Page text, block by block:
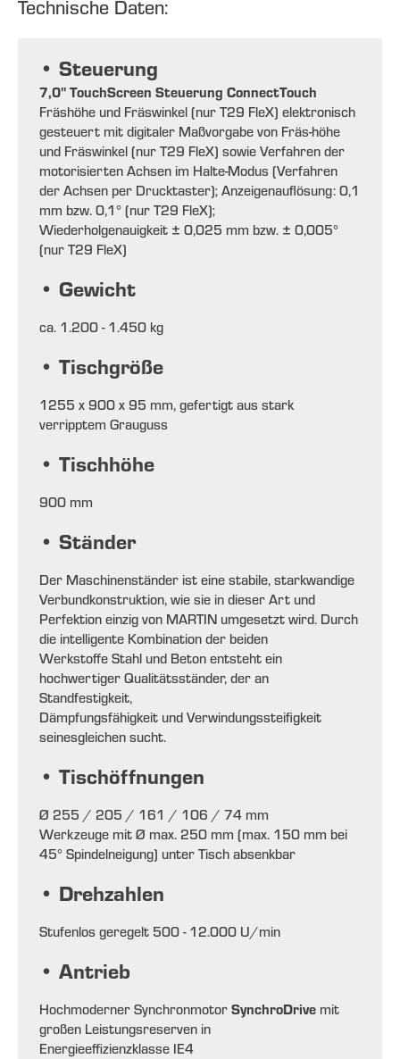
Technische Daten:
• Steuerung
7,0" TouchScreen Steuerung ConnectTouch
Fräshöhe und Fräswinkel (nur T29 FleX) elektronisch
gesteuert mit digitaler Maßvorgabe von Fräs-höhe
und Fräswinkel (nur T29 FleX) sowie Verfahren der
motorisierten Achsen im Halte-Modus (Verfahren
der Achsen per Drucktaster); Anzeigenauflösung: 0,1
mm bzw. 0,1° (nur T29 FleX);
Wiederholgenauigkeit ± 0,025 mm bzw. ± 0,005°
(nur T29 FleX)
• Gewicht
ca. 1.200 - 1.450 kg
• Tischgröße
1255 x 900 x 95 mm, gefertigt aus stark
verripptem Grauguss
• Tischhöhe
900 mm
• Ständer
Der Maschinenständer ist eine stabile, starkwandige
Verbundkonstruktion, wie sie in dieser Art und
Perfektion einzig von MARTIN umgesetzt wird. Durch
die intelligente Kombination der beiden
Werkstoffe Stahl und Beton entsteht ein
hochwertiger Qualitätsständer, der an
Standfestigkeit,
Dämpfungsfähigkeit und Verwindungssteifigkeit
seinesgleichen sucht.
• Tischöffnungen
Ø 255 / 205 / 161 / 106 / 74 mm
Werkzeuge mit Ø max. 250 mm (max. 150 mm bei
45° Spindelneigung) unter Tisch absenkbar
• Drehzahlen
Stufenlos geregelt 500 - 12.000 U/min
• Antrieb
Hochmoderner Synchronmotor SynchroDrive mit
großen Leistungsreserven in
Energieeffizienzklasse IE4